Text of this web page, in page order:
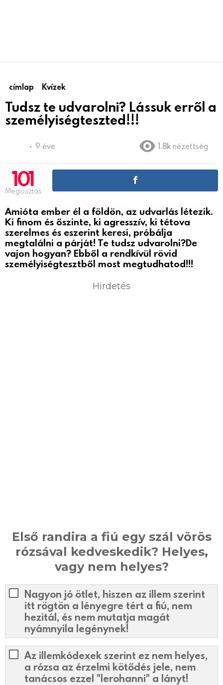
címlap Kvízek
Tudsz te udvarolni? Lássuk erről a
személyiségteszted!!!
9 éve 1.8k nézettség
101
Megosztás
Amióta ember él a földön, az udvarlás létezik.
Ki finom és őszinte, ki agresszív, ki tétova
szerelmes és eszerint keresi, próbálja
megtalálni a párját! Te tudsz udvarolni?De
vajon hogyan? Ebből a rendkívül rövid
személyiségtesztből most megtudhatod!!!
Hirdetés
Első randira a fiú egy szál vörös
rózsával kedveskedik? Helyes,
vagy nem helyes?
Nagyon jó ötlet, hiszen az illem szerint
itt rögtön a lényegre tért a fiú, nem
hezitál, és nem mutatja magát
nyámnyila legénynek!
Az illemkódexek szerint ez nem helyes,
a rózsa az érzelmi kötődés jele, nem
tanácsos ezzel "lerohanni" a lányt!